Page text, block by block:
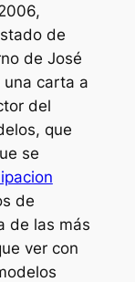
de
de José
una carta a
del
que
se
de
de las más
ver con